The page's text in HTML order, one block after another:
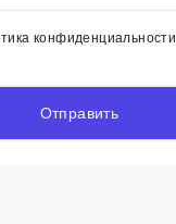
конфиденциальности
Отправить